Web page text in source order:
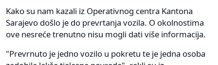
Kako su nam kazali iz Operativnog centra Kantona
Sarajevo došlo je do prevrtanja vozila. O okolnostima
ove nesreće trenutno nisu mogli dati više informacija.
"Prevrnuto je jedno vozilo u pokretu te je jedna osoba